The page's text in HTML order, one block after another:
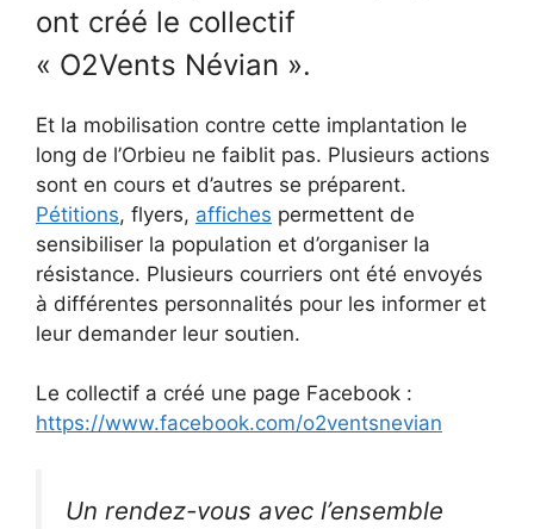
ont créé le collectif
« O2Vents Névian ».
Et la mobilisation contre cette implantation le
long de l’Orbieu ne faiblit pas. Plusieurs actions
sont en cours et d’autres se préparent.
Pétitions, flyers, affiches permettent de
sensibiliser la population et d’organiser la
résistance. Plusieurs courriers ont été envoyés
à différentes personnalités pour les informer et
leur demander leur soutien.
Le collectif a créé une page Facebook :
https://www.facebook.com/o2ventsnevian
Un rendez-vous avec l’ensemble